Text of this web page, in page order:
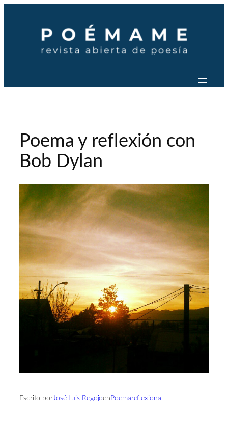
contenido
Poema y reflexión con
Bob Dylan
Escrito porJosé Luis Regojoen Poemareflexiona